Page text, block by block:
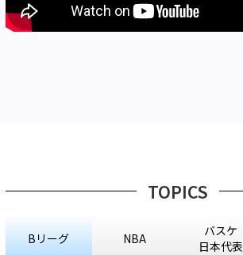
TOPICS
Bリーグ NBA
バスケ
日本代表